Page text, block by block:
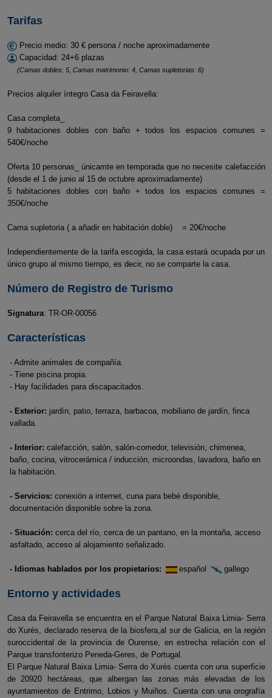
Tarifas
Precio medio: 30 € persona / noche aproximadamente
Capacidad: 24+6 plazas
(Camas dobles: 5, Camas matrimonio: 4, Camas supletorias: 6)
Precios alquiler íntegro Casa da Feiravella:
Casa completa_
9 habitaciones dobles con baño + todos los espacios comunes =
540€/noche
Oferta 10 personas_ únicamte en temporada que no necesite calefacción
(desde el 1 de junio al 15 de octubre aproximadamente)
5 habitaciones dobles con baño + todos los espacios comunes =
350€/noche
Cama supletoria ( a añadir en habitación doble) = 20€/noche
Independientemente de la tarifa escogida, la casa estará ocupada por un
único grupo al mismo tiempo, es decir, no se comparte la casa.
Número de Registro de Turismo
Signatura: TR-OR-00056
Características
- Admite animales de compañía.
- Tiene piscina propia.
- Hay facilidades para discapacitados.
- Exterior: jardín, patio, terraza, barbacoa, mobiliario de jardín, finca
vallada.
- Interior: calefacción, salón, salón-comedor, televisión, chimenea,
baño, cocina, vitrocerámica / inducción, microondas, lavadora, baño en
la habitación.
- Servicios: conexión a internet, cuna para bebé disponible,
documentación disponible sobre la zona.
- Situación: cerca del río, cerca de un pantano, en la montaña, acceso
asfaltado, acceso al alojamiento señalizado.
- Idiomas hablados por los propietarios: español gallego
Entorno y actividades
Casa da Feiravella se encuentra en el Parque Natural Baixa Limia- Serra
do Xurés, declarado reserva de la biosfera,al sur de Galicia, en la región
suroccidental de la provincia de Ourense, en estrecha relación con el
Parque transfonterizo Peneda-Geres, de Portugal.
El Parque Natural Baixa Limia- Serra do Xurés cuenta con una superficie
de 20920 hectáreas, que albergan las zonas más elevadas de los
ayuntamientos de Entrimo, Lobios y Muiños. Cuenta con una orografía